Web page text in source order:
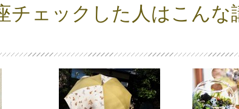
チェックした人はこん